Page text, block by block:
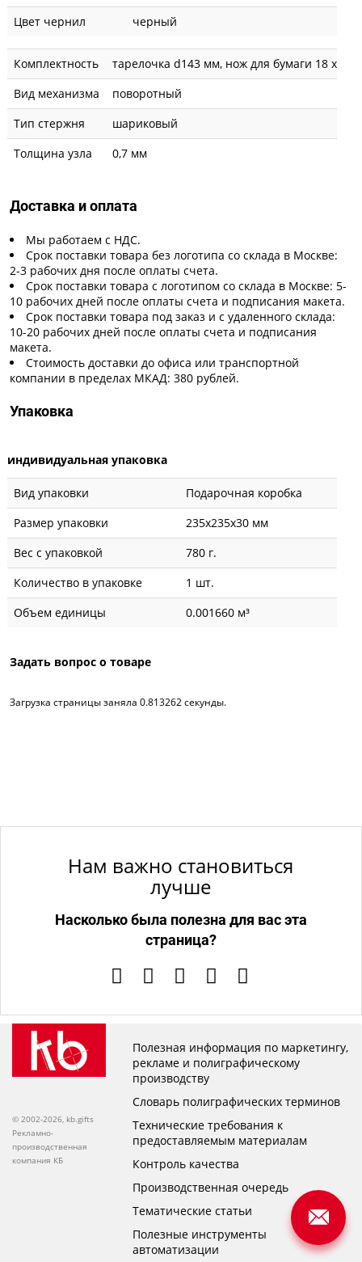
Цвет чернил
черный
Комплектность
тарелочка d143 мм, нож для бумаги 18 х
Вид механизма
поворотный
Тип стержня
шариковый
Толщина узла
0,7 мм
Доставка и оплата
Мы работаем с НДС.
Срок поставки товара без логотипа со склада в Москве:
2-3 рабочих дня после оплаты счета.
Срок поставки товара с логотипом со склада в Москве: 5-
10 рабочих дней после оплаты счета и подписания макета.
Срок поставки товара под заказ и с удаленного склада:
10-20 рабочих дней после оплаты счета и подписания
макета.
Стоимость доставки до офиса или транспортной
компании в пределах МКАД: 380 рублей.
Упаковка
индивидуальная упаковка
Вид упаковки
Подарочная коробка
Размер упаковки
235x235x30 мм
Вес с упаковкой
780 г.
Количество в упаковке
1 шт.
Объем единицы
0.001660 м³
Задать вопрос о товаре
Загрузка страницы заняла 0.813262 секунды.
Нам важно становиться
лучше
Насколько была полезна для вас эта
страница?
© 2002-2026, kb.gifts
Рекламно-
производственная
компания КБ
Полезная информация по маркетингу,
рекламе и полиграфическому
производству
Словарь полиграфических терминов
Технические требования к
предоставляемым материалам
Контроль качества
Производственная очередь
Тематические статьи
Полезные инструменты
автоматизации